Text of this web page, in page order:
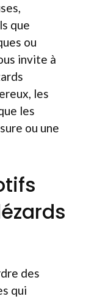
que
ou
invite à
les
les
ou une
des
qui